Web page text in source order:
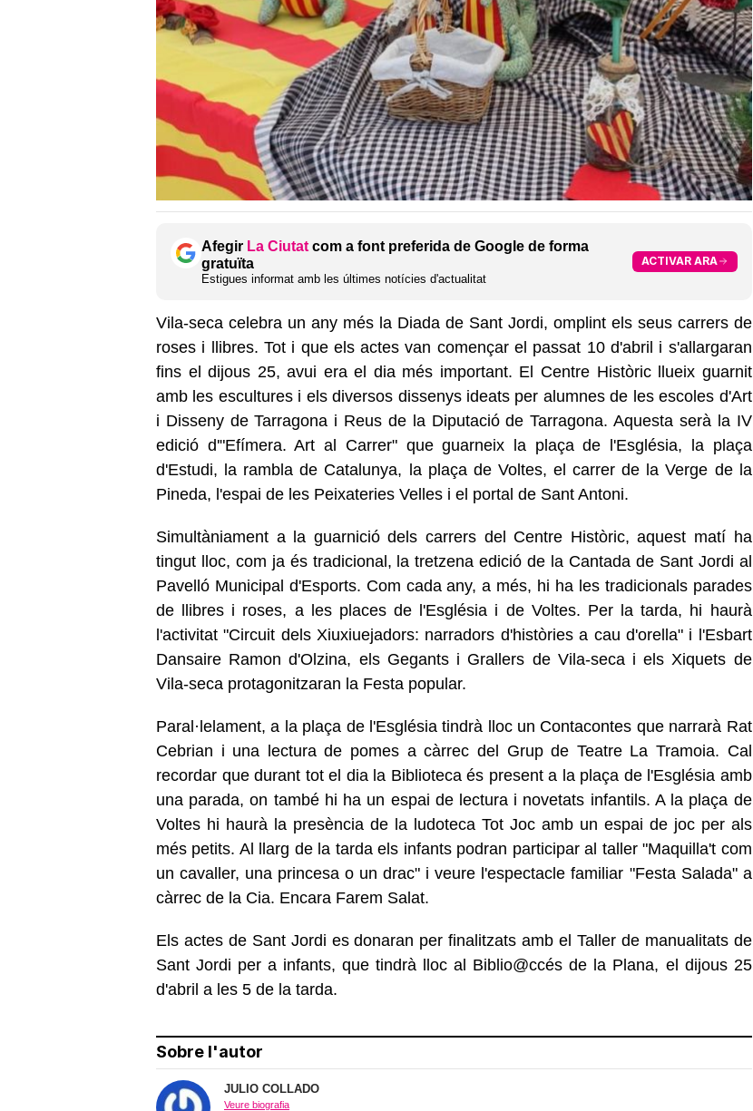
Afegir La Ciutat com a font preferida de Google de forma
gratuïta
Estigues informat amb les últimes notícies d'actualitat
ACTIVAR ARA
Vila-seca celebra un any més la Diada de Sant Jordi, omplint els seus carrers de
roses i llibres. Tot i que els actes van començar el passat 10 d'abril i s'allargaran
fins el dijous 25, avui era el dia més important. El Centre Històric llueix guarnit
amb les escultures i els diversos dissenys ideats per alumnes de les escoles d'Art
i Disseny de Tarragona i Reus de la Diputació de Tarragona. Aquesta serà la IV
edició d'"Efímera. Art al Carrer" que guarneix la plaça de l'Església, la plaça
d'Estudi, la rambla de Catalunya, la plaça de Voltes, el carrer de la Verge de la
Pineda, l'espai de les Peixateries Velles i el portal de Sant Antoni.
Simultàniament a la guarnició dels carrers del Centre Històric, aquest matí ha
tingut lloc, com ja és tradicional, la tretzena edició de la Cantada de Sant Jordi al
Pavelló Municipal d'Esports. Com cada any, a més, hi ha les tradicionals parades
de llibres i roses, a les places de l'Església i de Voltes. Per la tarda, hi haurà
l'activitat "Circuit dels Xiuxiuejadors: narradors d'històries a cau d'orella" i l'Esbart
Dansaire Ramon d'Olzina, els Gegants i Grallers de Vila-seca i els Xiquets de
Vila-seca protagonitzaran la Festa popular.
Paral·lelament, a la plaça de l'Església tindrà lloc un Contacontes que narrarà Rat
Cebrian i una lectura de pomes a càrrec del Grup de Teatre La Tramoia. Cal
recordar que durant tot el dia la Biblioteca és present a la plaça de l'Església amb
una parada, on també hi ha un espai de lectura i novetats infantils. A la plaça de
Voltes hi haurà la presència de la ludoteca Tot Joc amb un espai de joc per als
més petits. Al llarg de la tarda els infants podran participar al taller "Maquilla't com
un cavaller, una princesa o un drac" i veure l'espectacle familiar "Festa Salada" a
càrrec de la Cia. Encara Farem Salat.
Els actes de Sant Jordi es donaran per finalitzats amb el Taller de manualitats de
Sant Jordi per a infants, que tindrà lloc al Biblio@ccés de la Plana, el dijous 25
d'abril a les 5 de la tarda.
Sobre l'autor
JULIO COLLADO
Veure biografia